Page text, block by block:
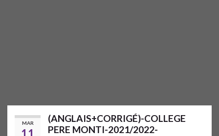
MAR
(ANGLAIS+CORRIGÉ)-COLLEGE
PERE MONTI-2021/2022-